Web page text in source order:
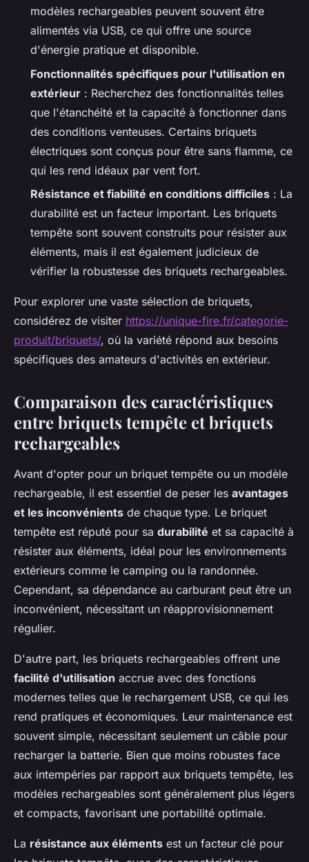
modèles rechargeables peuvent souvent être
alimentés via USB, ce qui offre une source
d'énergie pratique et disponible.
Fonctionnalités spécifiques pour l'utilisation en
extérieur : Recherchez des fonctionnalités telles
que l'étanchéité et la capacité à fonctionner dans
des conditions venteuses. Certains briquets
électriques sont conçus pour être sans flamme, ce
qui les rend idéaux par vent fort.
Résistance et fiabilité en conditions difficiles : La
durabilité est un facteur important. Les briquets
tempête sont souvent construits pour résister aux
éléments, mais il est également judicieux de
vérifier la robustesse des briquets rechargeables.
Pour explorer une vaste sélection de briquets,
considérez de visiter https://unique-fire.fr/categorie-
produit/briquets/, où la variété répond aux besoins
spécifiques des amateurs d'activités en extérieur.
Comparaison des caractéristiques
entre briquets tempête et briquets
rechargeables
Avant d'opter pour un briquet tempête ou un modèle
rechargeable, il est essentiel de peser les avantages
et les inconvénients de chaque type. Le briquet
tempête est réputé pour sa durabilité et sa capacité à
résister aux éléments, idéal pour les environnements
extérieurs comme le camping ou la randonnée.
Cependant, sa dépendance au carburant peut être un
inconvénient, nécessitant un réapprovisionnement
régulier.
D'autre part, les briquets rechargeables offrent une
facilité d'utilisation accrue avec des fonctions
modernes telles que le rechargement USB, ce qui les
rend pratiques et économiques. Leur maintenance est
souvent simple, nécessitant seulement un câble pour
recharger la batterie. Bien que moins robustes face
aux intempéries par rapport aux briquets tempête, les
modèles rechargeables sont généralement plus légers
et compacts, favorisant une portabilité optimale.
La résistance aux éléments est un facteur clé pour